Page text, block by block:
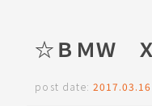
☆ＢＭＷ
post date: 2017.03.16